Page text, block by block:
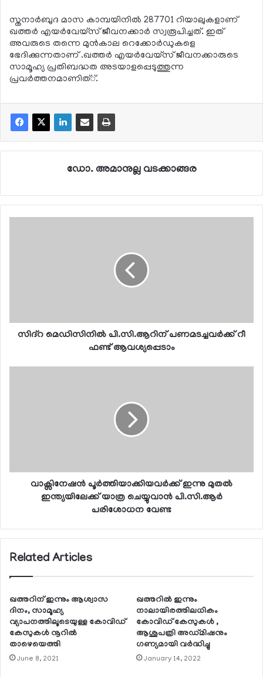
സ്തനാര്‍ബുദ മാസ കാമ്പയിനില്‍ 287701 റിയാലുകളാണ്
ഖത്തര്‍ എയര്‍വേയ്‌സ് ജീവനക്കാര്‍ സ്വരൂപിച്ചത്. ഇത്
അവരുടെ തന്നെ മുന്‍കാല റെക്കോര്‍ഡുകളെ
ഭേദിക്കുന്നതാണ് .ഖത്തര്‍ എയര്‍വേയ്‌സ് ജീവനക്കാരുടെ
സാമൂഹ്യ പ്രതിബദ്ധത അടയാളപ്പെടുത്തുന്ന
പ്രവര്‍ത്തനമാണിത്്.
ഡോ. അമാനുല്ല വടക്കാങ്ങര
സിദ്റ മെഡിസിനില്‍ പി.സി.ആറിന് പണമടച്ചവര്‍ക്ക് റീ
ഫണ്ട് ആവശ്യപ്പെടാം
വാക്സിനേഷന്‍ പൂര്‍ത്തിയാക്കിയവര്‍ക്ക് ഇന്നു മുതല്‍
ഇന്ത്യയിലേക്ക് യാത്ര ചെയ്യുവാന്‍ പി.സി.ആര്‍
പരിശോധന വേണ്ട
Related Articles
ഖത്തറിന് ഇന്നും ആശ്വാസ
ദിനം, സാമൂഹ്യ
വ്യാപനത്തിലൂടെയുള്ള കോവിഡ്
കേസുകള്‍ നൂറില്‍
താഴെയെത്തി
June 8, 2021
ഖത്തറില്‍ ഇന്നും
നാലായിരത്തിലധികം
കോവിഡ് കേസുകള്‍ ,
ആശുപത്രി അഡ്മിഷനും
ഗണ്യമായി വര്‍ദ്ധിച്ചു
January 14, 2022